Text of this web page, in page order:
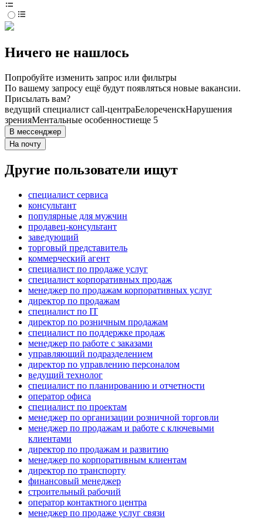
Ничего не нашлось
Попробуйте изменить запрос или фильтры
По вашему запросу ещё будут появляться новые вакансии.
Присылать вам?
ведущий специалист call-центраБелореченскНарушения
зренияМентальные особенностиеще 5
В мессенджер
На почту
Другие пользователи ищут
специалист сервиса
консультант
популярные для мужчин
продавец-консультант
заведующий
торговый представитель
коммерческий агент
специалист по продаже услуг
специалист корпоративных продаж
менеджер по продажам корпоративных услуг
директор по продажам
специалист по IT
директор по розничным продажам
специалист по поддержке продаж
менеджер по работе с заказами
управляющий подразделением
директор по управлению персоналом
ведущий технолог
специалист по планированию и отчетности
оператор офиса
специалист по проектам
менеджер по организации розничной торговли
менеджер по продажам и работе с ключевыми
клиентами
директор по продажам и развитию
менеджер по корпоративным клиентам
директор по транспорту
финансовый менеджер
строительный рабочий
оператор контактного центра
менеджер по продаже услуг связи